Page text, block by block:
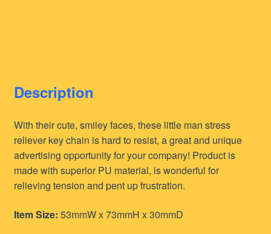
Description
With their cute, smiley faces, these little man stress
reliever key chain is hard to resist, a great and unique
advertising opportunity for your company! Product is
made with superior PU material, is wonderful for
relieving tension and pent up frustration.
Item Size: 53mmW x 73mmH x 30mmD